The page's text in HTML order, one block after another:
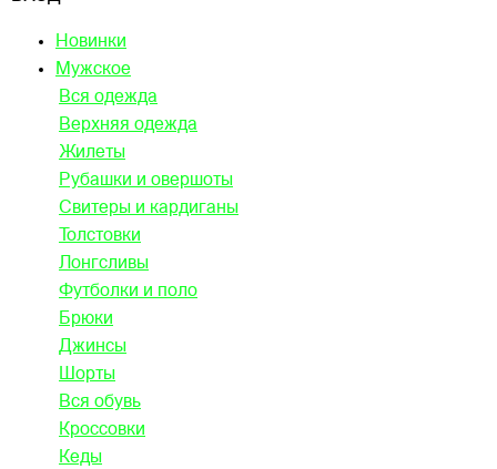
Новинки
Мужское
Вся одежда
Верхняя одежда
Жилеты
Рубашки и овершоты
Свитеры и кардиганы
Толстовки
Лонгсливы
Футболки и поло
Брюки
Джинсы
Шорты
Вся обувь
Кроссовки
Кеды